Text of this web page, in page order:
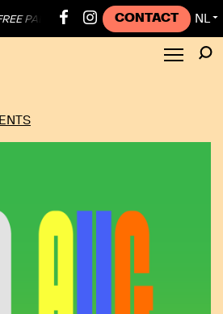
PALESTINE ● 🍉 STOP GENOCIDE 🍉
CONTACT NL ▼